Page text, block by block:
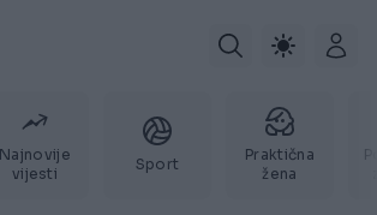
Najnovije
vijesti
Sport
Praktična
žena